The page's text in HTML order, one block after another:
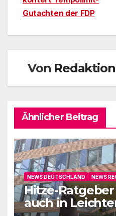
Gutachten der FDP
Von Redaktion
Ähnlicher Beitrag
NEWS DEUTSCHLAND NEWS
Hitze-
auch in